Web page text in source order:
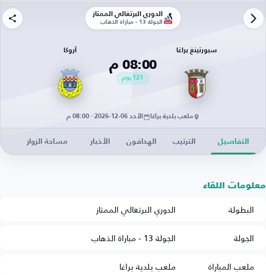
الدوري البرتغالي الممتاز
الجولة 13 - مباراة الذهاب
سبورتينغ براغا
08:00 م
121 يوم
أروكا
ملعب بلدية براغا الأحد 06-12-2026 · 08:00 م
التفاصيل الترتيب الهدافون الأخبار مساحة الزوار
معلومات اللقاء
البطولة
الدوري البرتغالي الممتاز
الجولة
الجولة 13 - مباراة الذهاب
ملعب المباراة
ملعب بلدية براغا